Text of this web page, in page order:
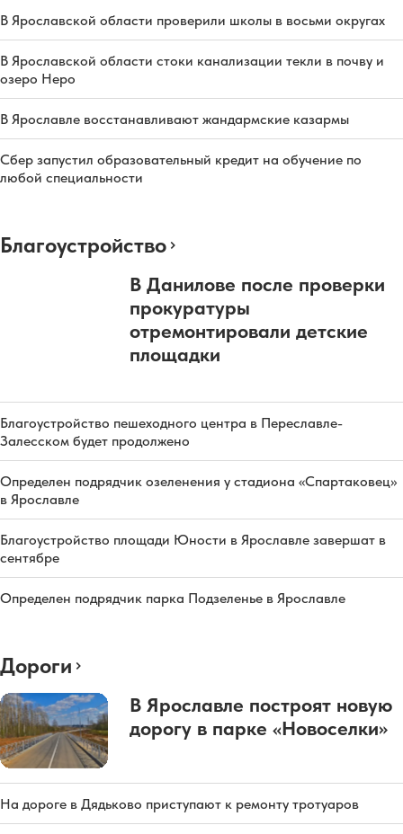
В Ярославской области проверили школы в восьми округах
В Ярославской области стоки канализации текли в почву и
озеро Неро
В Ярославле восстанавливают жандармские казармы
Сбер запустил образовательный кредит на обучение по
любой специальности
Благоустройство
В Данилове после проверки
прокуратуры
отремонтировали детские
площадки
Благоустройство пешеходного центра в Переславле-
Залесском будет продолжено
Определен подрядчик озеленения у стадиона «Спартаковец»
в Ярославле
Благоустройство площади Юности в Ярославле завершат в
сентябре
Определен подрядчик парка Подзеленье в Ярославле
Дороги
В Ярославле построят новую
дорогу в парке «Новоселки»
На дороге в Дядьково приступают к ремонту тротуаров